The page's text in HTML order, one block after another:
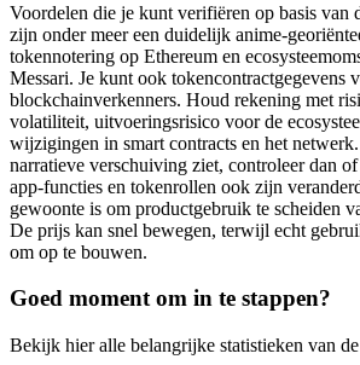
Voordelen die je kunt verifiëren op basis van
zijn onder meer een duidelijk anime-
tokennotering op Ethereum en
Messari. Je kunt ook tokencontractgegevens
blockchainverkenners. Houd rekening met
volatiliteit, uitvoeringsrisico voor de
wijzigingen in smart contracts en het
narratieve verschuiving ziet, controleer dan
app-functies en tokenrollen ook zijn
gewoonte is om productgebruik te scheiden
De prijs kan snel bewegen, terwijl echt
om op te bouwen.
Goed moment om in te stappen?
Bekijk hier alle belangrijke statistieken van